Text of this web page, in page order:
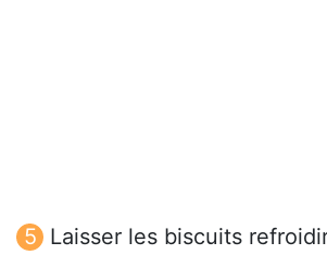
Laisser les biscuits